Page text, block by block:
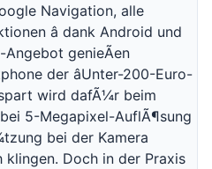
Navigation, alle
â dank Android und
genieÃen
der âUnter-200-Euro-
wird dafÃ¼r beim
5-Megapixel-AuflÃ¶sung
bei der Kamera
Doch in der Praxis